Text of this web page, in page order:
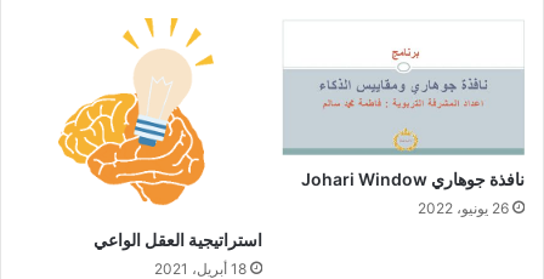
نافذة جوهاري Johari Window
26 يونيو، 2022
استراتيجية العقل الواعي
18 أبريل، 2021